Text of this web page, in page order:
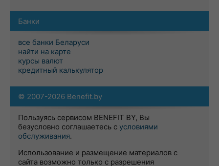
Банки
все банки Беларуси
найти на карте
курсы валют
кредитный калькулятор
© 2007-2026 Benefit.by
Пользуясь сервисом BENEFIT BY, Вы
безусловно соглашаетесь с условиями
обслуживания.
Использование и размещение материалов с
сайта возможно только с разрешения